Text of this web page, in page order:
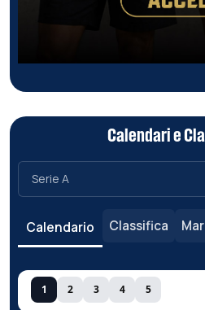
Calendari e
Calendario Classifica
1 2 3 4 5